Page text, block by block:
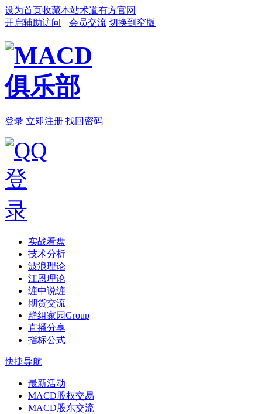
设为首页收藏本站术道有方官网
开启辅助访问
会员交流 切换到窄版
登录 立即注册 找回密码
实战看盘
技术分析
波浪理论
江恩理论
缠中说缠
期货交流
群组家园Group
直播分享
指标公式
快捷导航
最新活动
MACD股权交易
MACD股东交流